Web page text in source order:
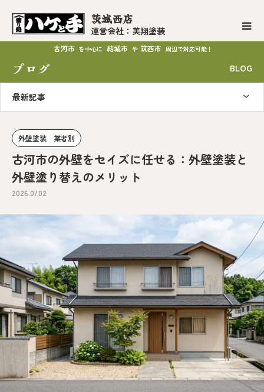
茨城西店
運営会社：美翔塗装
古河市 を中心に 結城市 や 筑西市 周辺で対応可能！
ブログ BLOG
最新記事
外壁塗装 業者別
古河市の外壁をセイズに任せる：外壁塗装と
外壁塗り替えのメリット
2026.07.02